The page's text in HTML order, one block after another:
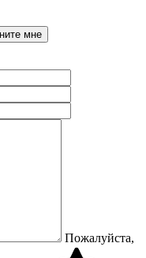
Пожалуйста,